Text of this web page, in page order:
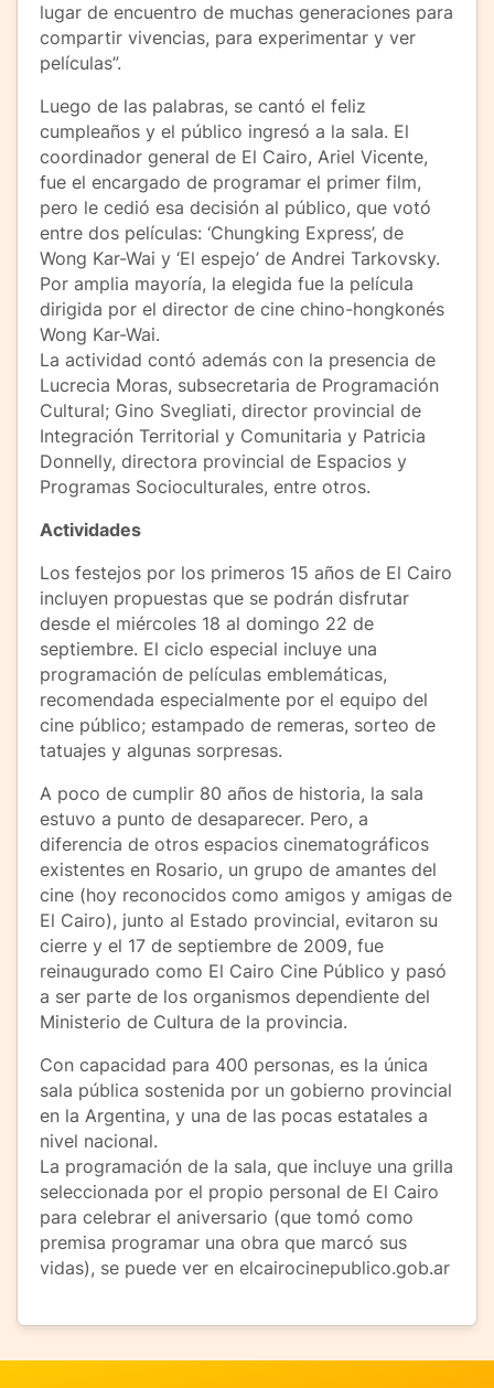
lugar de encuentro de muchas generaciones para
compartir vivencias, para experimentar y ver
películas”.
Luego de las palabras, se cantó el feliz
cumpleaños y el público ingresó a la sala. El
coordinador general de El Cairo, Ariel Vicente,
fue el encargado de programar el primer film,
pero le cedió esa decisión al público, que votó
entre dos películas: ‘Chungking Express’, de
Wong Kar-Wai y ‘El espejo’ de Andrei Tarkovsky.
Por amplia mayoría, la elegida fue la película
dirigida por el director de cine chino-hongkonés
Wong Kar-Wai.
La actividad contó además con la presencia de
Lucrecia Moras, subsecretaria de Programación
Cultural; Gino Svegliati, director provincial de
Integración Territorial y Comunitaria y Patricia
Donnelly, directora provincial de Espacios y
Programas Socioculturales, entre otros.
Actividades
Los festejos por los primeros 15 años de El Cairo
incluyen propuestas que se podrán disfrutar
desde el miércoles 18 al domingo 22 de
septiembre. El ciclo especial incluye una
programación de películas emblemáticas,
recomendada especialmente por el equipo del
cine público; estampado de remeras, sorteo de
tatuajes y algunas sorpresas.
A poco de cumplir 80 años de historia, la sala
estuvo a punto de desaparecer. Pero, a
diferencia de otros espacios cinematográficos
existentes en Rosario, un grupo de amantes del
cine (hoy reconocidos como amigos y amigas de
El Cairo), junto al Estado provincial, evitaron su
cierre y el 17 de septiembre de 2009, fue
reinaugurado como El Cairo Cine Público y pasó
a ser parte de los organismos dependiente del
Ministerio de Cultura de la provincia.
Con capacidad para 400 personas, es la única
sala pública sostenida por un gobierno provincial
en la Argentina, y una de las pocas estatales a
nivel nacional.
La programación de la sala, que incluye una grilla
seleccionada por el propio personal de El Cairo
para celebrar el aniversario (que tomó como
premisa programar una obra que marcó sus
vidas), se puede ver en elcairocinepublico.gob.ar